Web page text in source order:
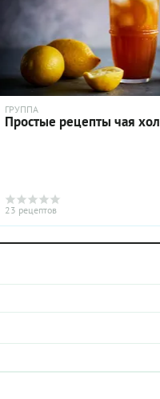
ГРУППА
Простые рецепты чая
23 рецептов